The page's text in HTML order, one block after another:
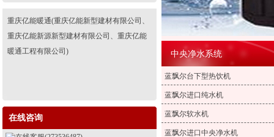
重庆亿能暖通(重庆亿能新型建材有限公司、
重庆亿能新源新型建材有限公司、重庆亿能
暖通工程有限公司)
在线咨询
中央净水系统
蓝飘尔台下型热饮机
蓝飘尔进口纯水机
蓝飘尔软水机
蓝飘尔进口中央净水机